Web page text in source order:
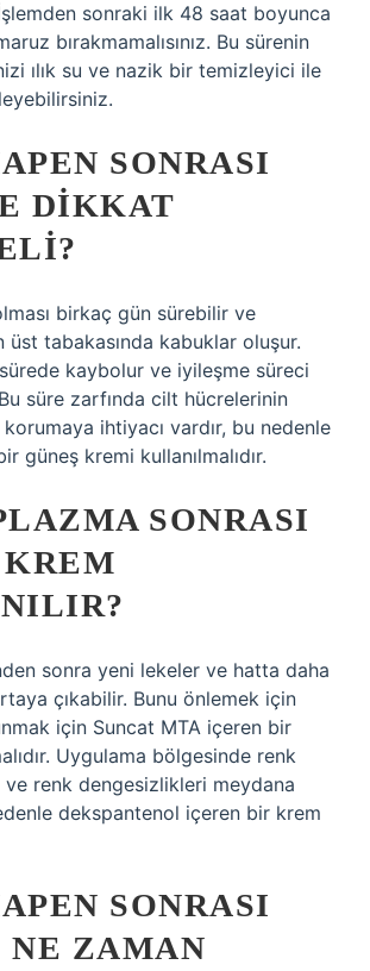
sonraki ilk 48 saat boyunca
bırakmamalısınız. Bu sürenin
ılık su ve nazik bir temizleyici ile
SONRASI
DIKKAT
birkaç gün sürebilir ve
üst tabakasında kabuklar oluşur.
kaybolur ve iyileşme süreci
süre zarfında cilt hücrelerinin
ihtiyacı vardır, bu nedenle
güneş kremi kullanılmalıdır.
SONRASI
sonra yeni lekeler ve hatta daha
çıkabilir. Bunu önlemek için
için Suncat MTA içeren bir
Uygulama bölgesinde renk
renk dengesizlikleri meydana
dekspantenol içeren bir krem
SONRASI
NE ZAMAN